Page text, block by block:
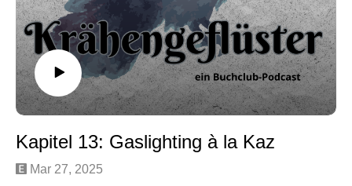
Kapitel 13: Gaslighting à la Kaz
Mar 27, 2025